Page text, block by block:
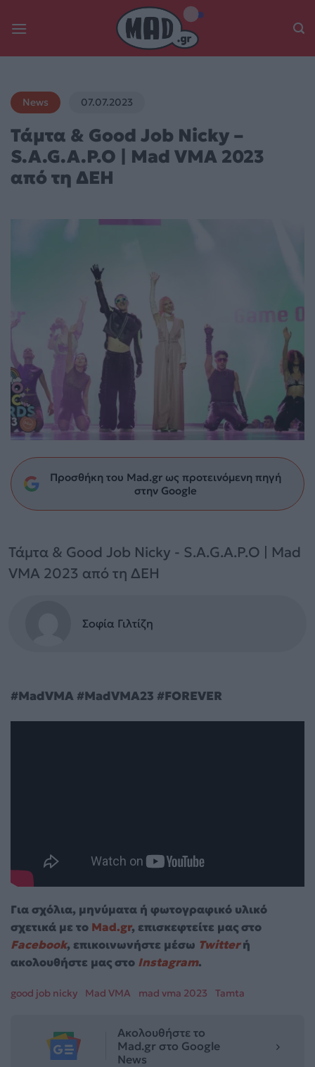
News 07.07.2023
Τάμτα & Good Job Nicky –
S.A.G.A.P.O | Mad VMA 2023
από τη ΔΕΗ
Προσθήκη του Mad.gr ως προτεινόμενη πηγή
στην Google
Τάμτα & Good Job Nicky - S.A.G.A.P.O | Mad
VMA 2023 από τη ΔΕΗ
Σοφία Γιλτίζη
#MadVMA #MadVMA23 #FOREVER
Για σχόλια, μηνύματα ή φωτογραφικό υλικό
σχετικά με το Mad.gr, επισκεφτείτε μας στο
Facebook, επικοινωνήστε μέσω Twitterή
ακολουθήστε μας στο Instagram.
good job nicky Mad VMA mad vma 2023 Tamta
Ακολουθήστε το
Mad.gr στο Google
News